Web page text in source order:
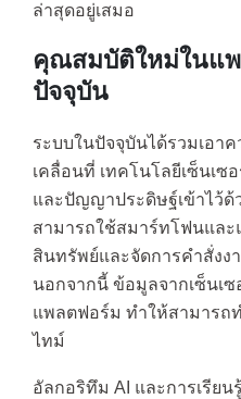
ล่าสุดอยู่เสมอ
คุณสมบัติใหม่ในแ
ปัจจุบัน
ระบบในปัจจุบันได้รวมเอา
เคลื่อนที่ เทคโนโลยีเซ็นเซ
และปัญญาประดิษฐ์เข้าไว้ด้
สามารถใช้สมาร์ทโฟนและ
สินทรัพย์และจัดการคำสั่ง
นอกจากนี้ ข้อมูลจากเซ็นเซ
แพลตฟอร์ม ทำให้สามารถ
ไทม์
อัลกอริทึม AI และการเรียน